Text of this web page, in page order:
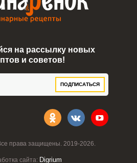
права защищены. 2019-2026.
сайта: Digrium
на рассылку новых
и советов!
ПОДПИСАТЬСЯ